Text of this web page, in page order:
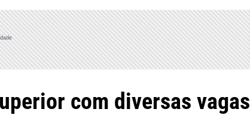
com diversas vagas